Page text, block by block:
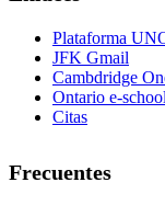
Plataforma
JFK Gmail
Cambdridge
Ontario e-school
Citas
Frecuentes